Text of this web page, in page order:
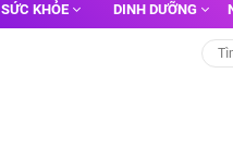
SỨC KHỎE DINH DƯỠNG